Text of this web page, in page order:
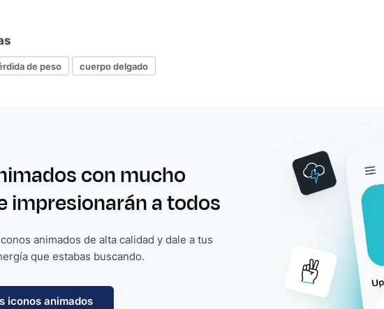
de peso cuerpo delgado
con mucho
impresionarán a todos
animados de alta calidad y dale a tus
que estabas buscando.
iconos animados